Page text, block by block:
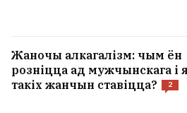
Жаночы алкагалізм: чым ён
розніцца ад мужчынскага і
такіх жанчын ставіцца?
2